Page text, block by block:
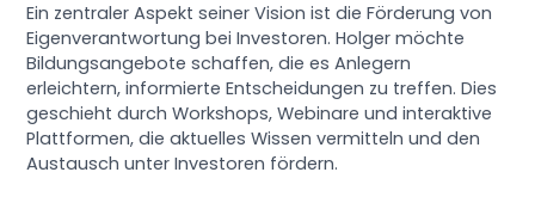
Ein zentraler Aspekt seiner Vision ist die Förderung von
Eigenverantwortung bei Investoren. Holger möchte
Bildungsangebote schaffen, die es Anlegern
erleichtern, informierte Entscheidungen zu treffen. Dies
geschieht durch Workshops, Webinare und interaktive
Plattformen, die aktuelles Wissen vermitteln und den
Austausch unter Investoren fördern.